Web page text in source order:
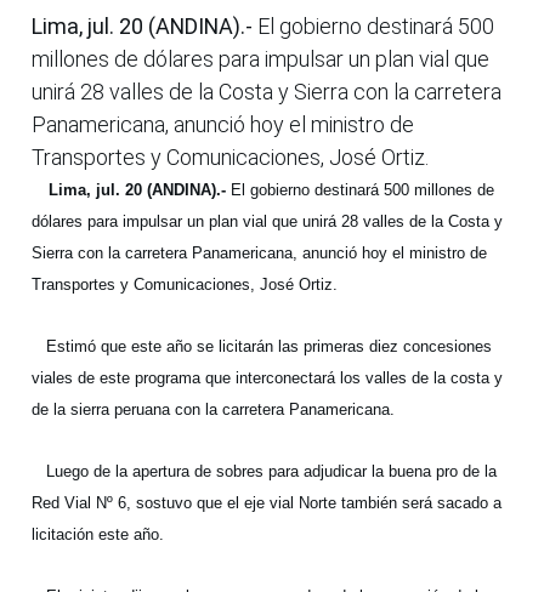
Lima, jul. 20 (ANDINA).- El gobierno destinará 500
millones de dólares para impulsar un plan vial que
unirá 28 valles de la Costa y Sierra con la carretera
Panamericana, anunció hoy el ministro de
Transportes y Comunicaciones, José Ortiz.
Lima, jul. 20 (ANDINA).- El gobierno destinará 500 millones de
dólares para impulsar un plan vial que unirá 28 valles de la Costa y
Sierra con la carretera Panamericana, anunció hoy el ministro de
Transportes y Comunicaciones, José Ortiz.
Estimó que este año se licitarán las primeras diez concesiones
viales de este programa que interconectará los valles de la costa y
de la sierra peruana con la carretera Panamericana.
Luego de la apertura de sobres para adjudicar la buena pro de la
Red Vial Nº 6, sostuvo que el eje vial Norte también será sacado a
licitación este año.